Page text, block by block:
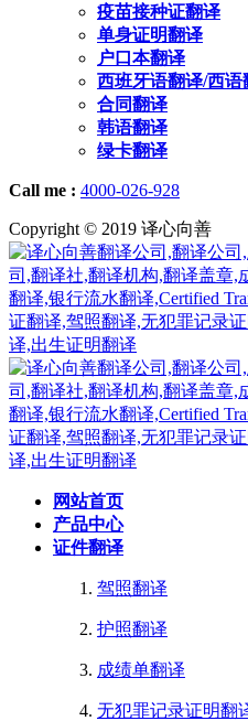
疫苗接种证翻译
单身证明翻译
户口本翻译
西班牙语翻译/西语
合同翻译
韩语翻译
绿卡翻译
Call me : 4000-026-928
Copyright © 2019 译心向善
网站首页
产品中心
证件翻译
驾照翻译
护照翻译
成绩单翻译
无犯罪记录证明翻